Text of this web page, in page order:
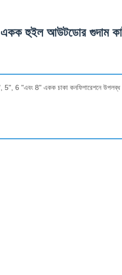
একক হুইল আউটডোর গুদাম
6 "এবং 8" একক চাকা কনফিগারেশনে